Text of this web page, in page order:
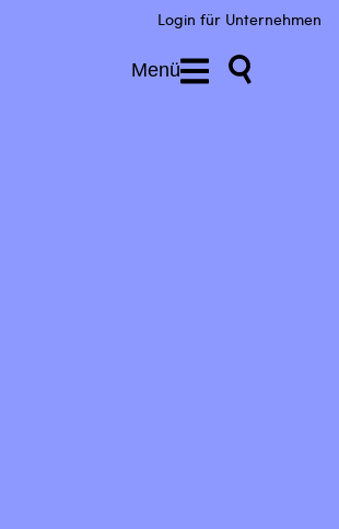
Menü
Login für Unternehmen